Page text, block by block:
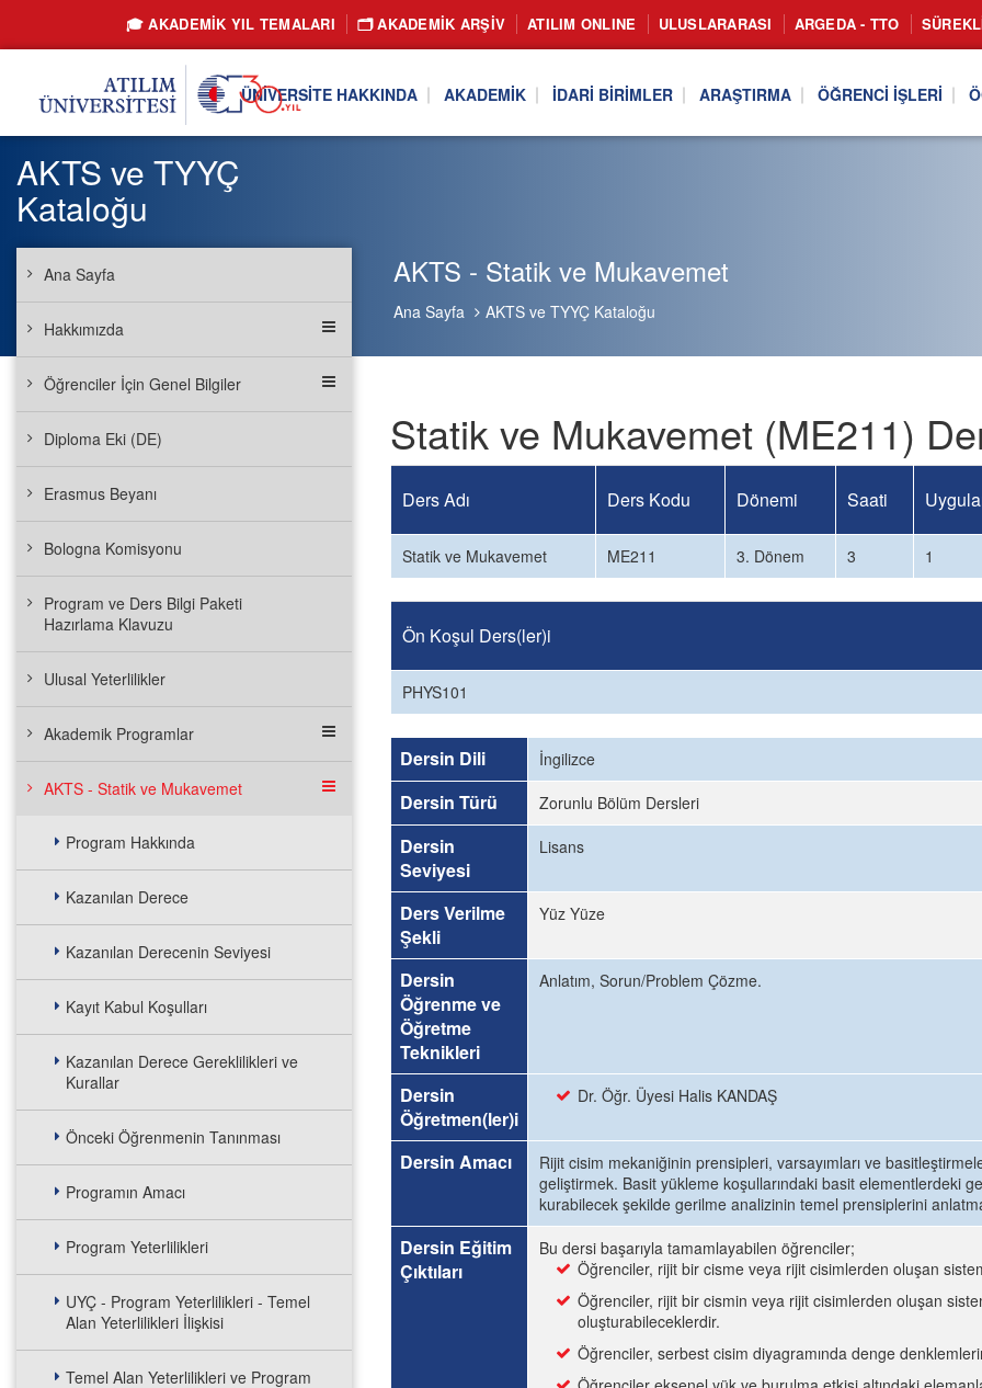
🎓 AKADEMİK YIL TEMALARI 🗂️ AKADEMIK ARŞIV ATILIM ONLINE ULUSLARARASI ARGEDA - TTO
ÜNIVERSITE HAKKINDA AKADEMIK İDARI BIRIMLER ARAŞTIRMA ÖĞRENCI İŞLERI
AKTS - Statik ve Mukavemet
Ana Sayfa AKTS ve TYYÇ Kataloğu
AKTS ve TYYÇ
Kataloğu
Ana Sayfa
Hakkımızda
Öğrenciler İçin Genel Bilgiler
Diploma Eki (DE)
Erasmus Beyanı
Bologna Komisyonu
Program ve Ders Bilgi Paketi
Hazırlama Klavuzu
Ulusal Yeterlilikler
Akademik Programlar
AKTS - Statik ve Mukavemet
Program Hakkında
Kazanılan Derece
Kazanılan Derecenin Seviyesi
Kayıt Kabul Koşulları
Kazanılan Derece Gereklilikleri ve
Kurallar
Önceki Öğrenmenin Tanınması
Programın Amacı
Program Yeterlilikleri
UYÇ - Program Yeterlilikleri - Temel
Alan Yeterlilikleri İlişkisi
Temel Alan Yeterlilikleri ve Program
Statik ve Mukavemet (ME211)
Ders Adı Ders Kodu Dönemi Saati
Statik ve Mukavemet ME211 3. Dönem 3 1
Ön Koşul Ders(ler)i
PHYS101
Dersin Dili İngilizce
Dersin Türü Zorunlu Bölüm Dersleri
Dersin
Seviyesi
Lisans
Ders Verilme
Şekli
Yüz Yüze
Dersin
Öğrenme ve
Öğretme
Teknikleri
Anlatım, Sorun/Problem Çözme.
Dersin
Öğretmen(ler)i
Dr. Öğr. Üyesi Halis KANDAŞ
Dersin Amacı
Rijit cisim mekaniğinin prensipleri, varsayımları ve
geliştirmek. Basit yükleme koşullarındaki basit elementlerdeki
kurabilecek şekilde gerilme analizinin temel prensiplerini
Dersin Eğitim
Çıktıları
Bu dersi başarıyla tamamlayabilen öğrenciler;
Öğrenciler, rijit bir cisme veya rijit cisimlerden oluşan
Öğrenciler, rijit bir cismin veya rijit cisimlerden oluşan
oluşturabileceklerdir.
Öğrenciler, serbest cisim diyagramında denge